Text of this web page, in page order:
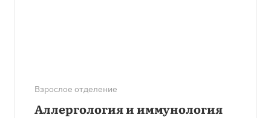
Взрослое отделение
Аллергология и иммунология